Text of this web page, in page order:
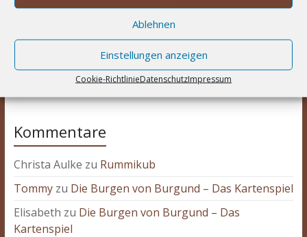
Ablehnen
Einstellungen anzeigen
Cookie-RichtlinieDatenschutzImpressum
kooperativKosmos legacy Legespiel Logik
Mehrspieler Noris Partyspiel
Pegasus SpieleRavensburger Rennspiel
Schmidt Spiele Solospiel Spiel des Jahres
Stonemaier GamesStrategieworker-placement
Zoch
Kommentare
Christa Aulke zu Rummikub
Tommyzu Die Burgen von Burgund – Das Kartenspiel
Elisabeth zu Die Burgen von Burgund – Das
Kartenspiel